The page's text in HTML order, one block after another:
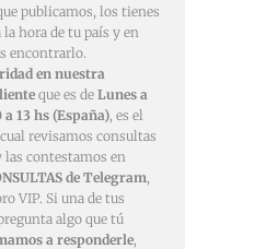
publicamos, los tienes
la hora de tu país y en
encontrarlo.
en nuestra
que es de Lunes a
a 13 hs (España), es el
revisamos consultas
las contestamos en
de Telegram,
VIP. Si una de tus
algo que tú
a responderle,